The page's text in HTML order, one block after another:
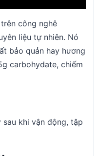
công nghê
liệu tự nhiên. Nó
bảo quản hay hương
carbohydate, chiếm
khi vận động, tập